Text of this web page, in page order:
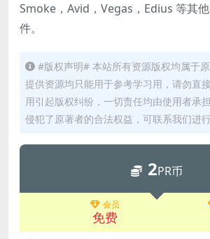
Smoke，Avid，Vegas，Edius 等其
件。
#版权声明# 本站所有资源版权均属于
提供资源均只能用于参考学习用，请勿直
用引起版权纠纷，一切责任均由使用者承
侵犯了原著者的合法权益，可联系我们进行
2PR币
会员
免费